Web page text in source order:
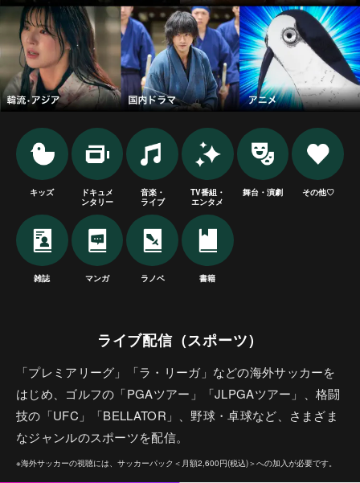
キッズ
ドキュメ
ンタリー
音楽・
ライブ
TV番組・
エンタメ
舞台・演劇 その他♡
雑誌 マンガ ラノベ 書籍
ライブ配信（スポーツ）
「プレミアリーグ」「ラ・リーガ」などの海外サッカーを
はじめ、ゴルフの「PGAツアー」「JLPGAツアー」、格闘
技の「UFC」「BELLATOR」、野球・卓球など、さまざま
なジャンルのスポーツを配信。
※海外サッカーの視聴には、サッカーパック＜月額2,600円(税込)＞への加入が必要です。